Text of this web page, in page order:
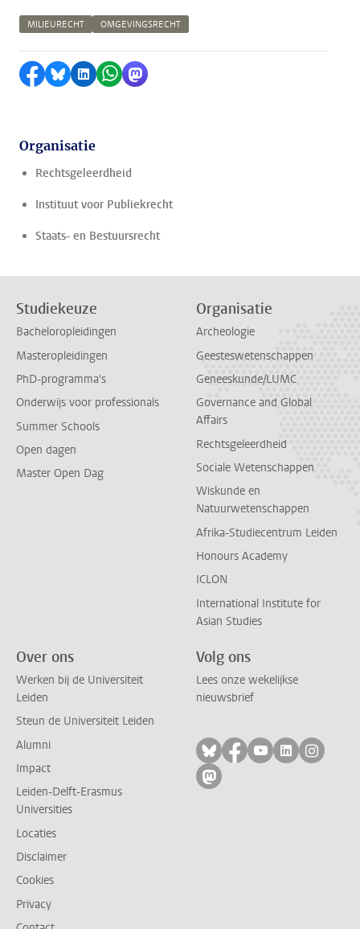
MILIEURECHT OMGEVINGSRECHT
Delen op Facebook
Delen via Bluesky
Delen op LinkedIn
Delen via WhatsApp
Delen via Mastodon
Organisatie
Rechtsgeleerdheid
Instituut voor Publiekrecht
Staats- en Bestuursrecht
Studiekeuze
Bacheloropleidingen
Masteropleidingen
PhD-programma's
Onderwijs voor professionals
Summer Schools
Open dagen
Master Open Dag
Organisatie
Archeologie
Geesteswetenschappen
Geneeskunde/LUMC
Governance and Global
Affairs
Rechtsgeleerdheid
Sociale Wetenschappen
Wiskunde en
Natuurwetenschappen
Afrika-Studiecentrum Leiden
Honours Academy
ICLON
International Institute for
Asian Studies
Over ons
Werken bij de Universiteit
Leiden
Steun de Universiteit Leiden
Alumni
Impact
Leiden-Delft-Erasmus
Universities
Locaties
Disclaimer
Cookies
Privacy
Volg ons
Lees onze wekelijkse
nieuwsbrief
Volg ons op bluesky
Volg ons op
Volg ons op
Volg ons
Volg
Volg ons op mastodon